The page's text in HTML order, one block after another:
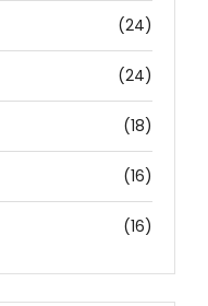
(24)
(24)
(18)
(16)
(16)